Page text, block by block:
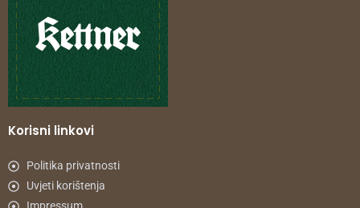
Korisni linkovi
Politika privatnosti
Uvjeti korištenja